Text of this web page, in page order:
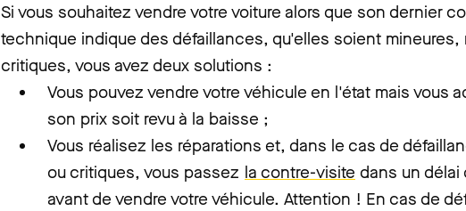
Si vous souhaitez vendre votre voiture alors que son dernier
technique indique des défaillances, qu'elles soient mineures,
critiques, vous avez deux solutions :
Vous pouvez vendre votre véhicule en l'état mais vous
son prix soit revu à la baisse ;
Vous réalisez les réparations et, dans le cas de
ou critiques, vous passez la contre-visite dans un délai
avant de vendre votre véhicule. Attention ! En cas de